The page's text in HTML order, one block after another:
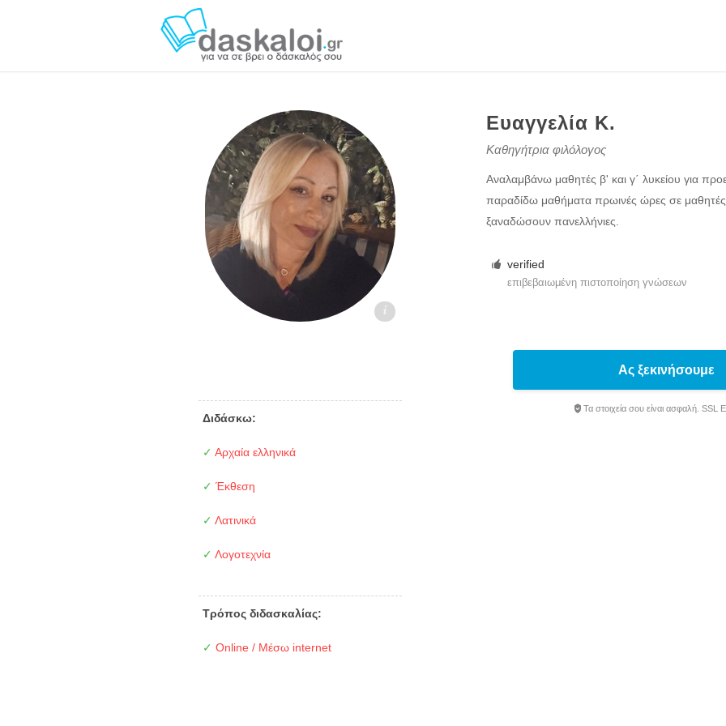
Ευαγγελία Κ. daskaloi.gr
Ευαγγελία Κ.
Καθηγήτρια φιλόλογος
Αναλαμβάνω μαθητές β' και γ΄ λυκείου για
παραδίδω μαθήματα πρωινές ώρες σε
ξαναδώσουν πανελλήνιες.
verified
επιβεβαιωμένη πιστοποίηση γνώσεων
Διδάσκω:
✓ Αρχαία ελληνικά
✓ Έκθεση
✓ Λατινικά
✓ Λογοτεχνία
Τρόπος διδασκαλίας:
✓ Online / Μέσω internet
Ας ξεκινήσουμε
Τα στοιχεία σου είναι ασφαλή. SSL